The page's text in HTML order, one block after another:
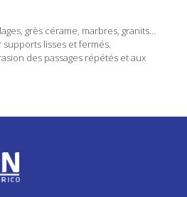
grès cérame, marbres, granits…
lisses et fermés.
des passages répétés et aux